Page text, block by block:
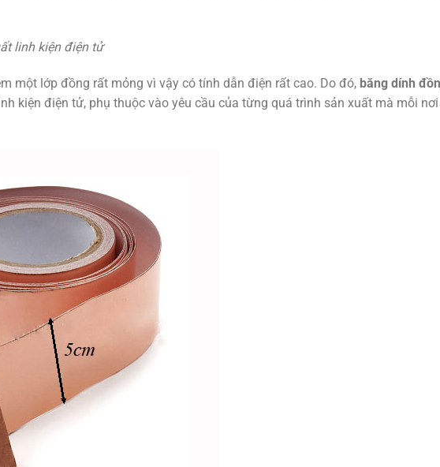
linh kiện điện tử
một lớp đồng rất mỏng vì vậy có tính dẫn điện rất cao. Do đó, băng dính
kiện điện tử, phụ thuộc vào yêu cầu của từng quá trình sản xuất mà mỗi